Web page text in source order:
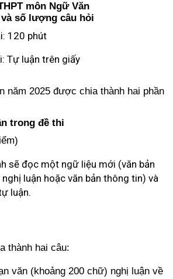
môn Ngữ Văn
số lượng câu hỏi
120 phút
Tự luận trên giấy
năm 2025 được chia thành hai phần
trong đề thi
sẽ đọc một ngữ liệu mới (văn bản
nghị luận hoặc văn bản thông tin) và
luận.
thành hai câu:
văn (khoảng 200 chữ) nghị luận về